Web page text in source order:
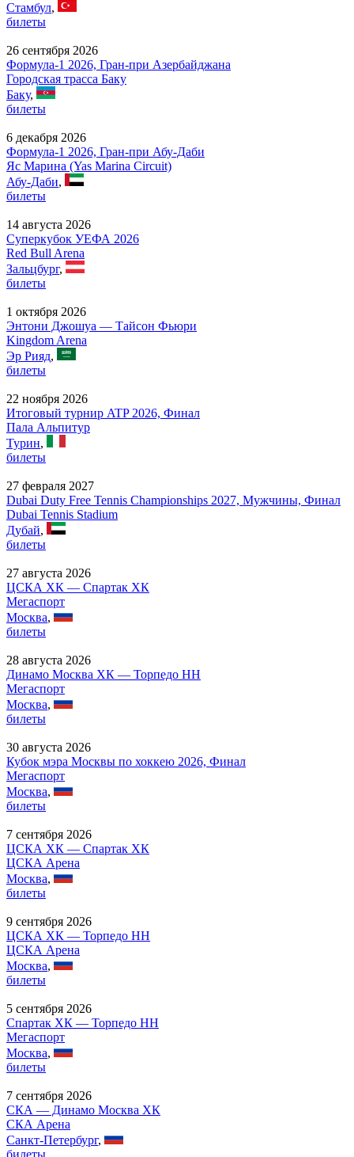
Стамбул,
билеты
26 сентября 2026
Формула-1 2026, Гран-при Азербайджана
Городская трасса Баку
Баку,
билеты
6 декабря 2026
Формула-1 2026, Гран-при Абу-Даби
Яс Марина (Yas Marina Circuit)
Абу-Даби,
билеты
14 августа 2026
Суперкубок УЕФА 2026
Red Bull Arena
Зальцбург,
билеты
1 октября 2026
Энтони Джошуа — Тайсон Фьюри
Kingdom Arena
Эр Рияд,
билеты
22 ноября 2026
Итоговый турнир ATP 2026, Финал
Пала Альпитур
Турин,
билеты
27 февраля 2027
Dubai Duty Free Tennis Championships 2027, Мужчины, Финал
Dubai Tennis Stadium
Дубай,
билеты
27 августа 2026
ЦСКА ХК — Спартак ХК
Мегаспорт
Москва,
билеты
28 августа 2026
Динамо Москва ХК — Торпедо НН
Мегаспорт
Москва,
билеты
30 августа 2026
Кубок мэра Москвы по хоккею 2026, Финал
Мегаспорт
Москва,
билеты
7 сентября 2026
ЦСКА ХК — Спартак ХК
ЦСКА Арена
Москва,
билеты
9 сентября 2026
ЦСКА ХК — Торпедо НН
ЦСКА Арена
Москва,
билеты
5 сентября 2026
Спартак ХК — Торпедо НН
Мегаспорт
Москва,
билеты
7 сентября 2026
СКА — Динамо Москва ХК
СКА Арена
Санкт-Петербург,
билеты